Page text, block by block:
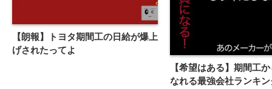
【朗報】トヨタ期間工の日給が爆上
げされたってよ
【希望はある】期間工
なれる最強会社ランキ